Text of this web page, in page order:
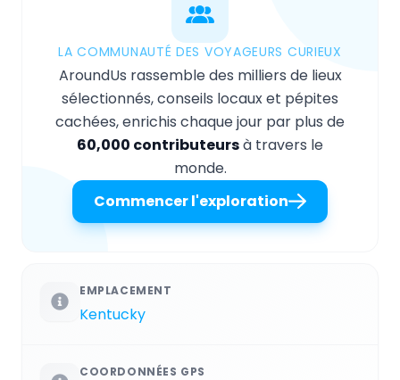
LA COMMUNAUTÉ DES VOYAGEURS CURIEUX
AroundUs rassemble des milliers de lieux
sélectionnés, conseils locaux et pépites
cachées, enrichis chaque jour par plus de
60,000 contributeursà travers le
monde.
Commencer l'exploration
EMPLACEMENT
Kentucky
COORDONNÉES GPS